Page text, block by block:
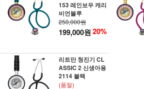
153 레인보우 캐리
비언블루
250,000원
199,000원20%
리트만 청진기 CL
ASSIC 2 신생아용
2114 블랙
(품절)